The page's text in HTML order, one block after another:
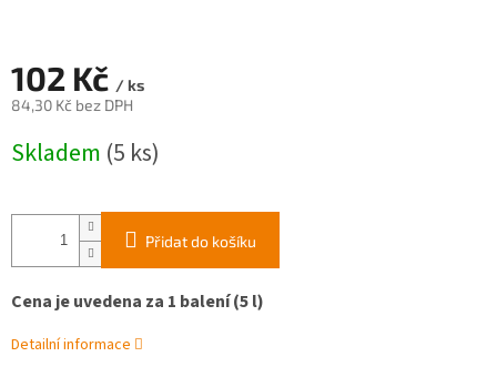
102 Kč / ks
84,30 Kč bez DPH
cena:
Skladem (5 ks)
Přidat do košíku
Cena je uvedena za 1 balení (5 l)
Detailní informace